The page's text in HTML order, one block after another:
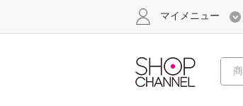
マイメニュー